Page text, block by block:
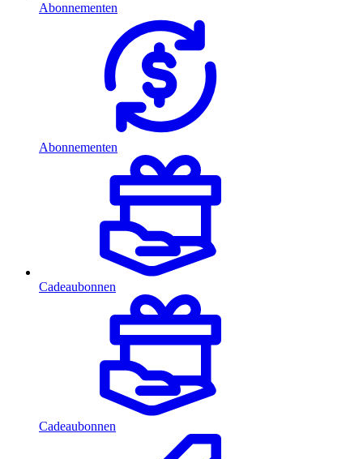
Abonnementen
Abonnementen
Cadeaubonnen
Cadeaubonnen